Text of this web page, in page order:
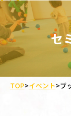
セ
TOP>イベント>ブ